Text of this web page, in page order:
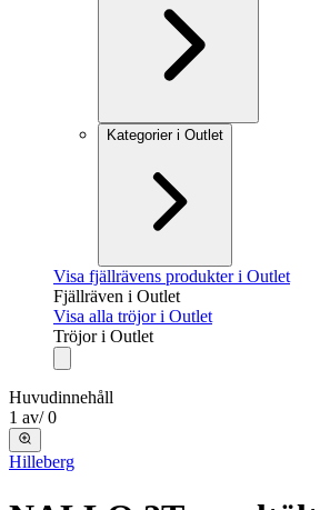
Kategorier i Outlet
Visa fjällrävens produkter i Outlet
Fjällräven i Outlet
Visa alla tröjor i Outlet
Tröjor i Outlet
Huvudinnehåll
1 av/ 0
Hilleberg